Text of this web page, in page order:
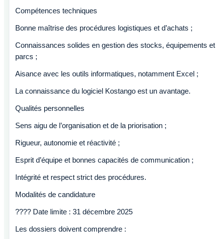
Compétences techniques
Bonne maîtrise des procédures logistiques et d’achats ;
Connaissances solides en gestion des stocks, équipements et
parcs ;
Aisance avec les outils informatiques, notamment Excel ;
La connaissance du logiciel Kostango est un avantage.
Qualités personnelles
Sens aigu de l’organisation et de la priorisation ;
Rigueur, autonomie et réactivité ;
Esprit d’équipe et bonnes capacités de communication ;
Intégrité et respect strict des procédures.
Modalités de candidature
???? Date limite : 31 décembre 2025
Les dossiers doivent comprendre :